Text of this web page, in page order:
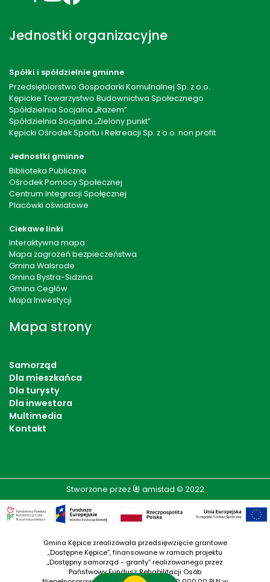
Jednostki organizacyjne
Spółki i spółdzielnie gminne
Przedsiębiorstwo Gospodarki Komulnalnej Sp. z o.o.
Kępickie Towarzystwo Budownictwa Społecznego
Spółdzielnia Socjalna „Razem”
Spółdzielnia Socjalna „Zielony punkt”
Kępicki Ośrodek Sportu i Rekreacji Sp. z o.o. non profit
Jednostki gminne
Biblioteka Publiczna
Ośrodek Pomocy Społecznej
Centrum Integracji Społęcznej
Placówki oświatowe
Ciekawe linki
Interaktywna mapa
Mapa zagrożeń bezpieczeństwa
Gmina Walsrode
Gmina Bystra-Sidzina
Gmina Cegłów
Mapa Inwestycji
Mapa strony
Samorząd
Dla mieszkańca
Dla turysty
Dla inwestora
Multimedia
Kontakt
Stworzone przez amistad © 2022
Gmina Kępice zrealizowała przedsięwzięcie grantowe
„Dostępne Kępice”, finansowane w ramach projektu
„Dostępny samorząd - granty” realizowanego przez
Państwowy Fundusz Rehabilitacji Osób